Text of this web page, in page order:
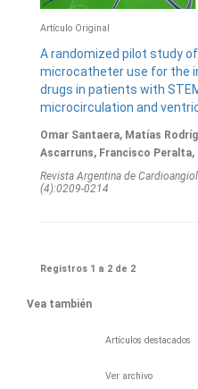
Artí­culo Original
A randomized pilot study
microcatheter use for the
drugs in patients with
microcirculation and
Omar Santaera, Matías
Ascarruns, Francisco Peralta,
Revista Argentina de
(4):0209-0214
Registros 1 a 2 de 2
Vea también
Artículos destacados
Ver archivo